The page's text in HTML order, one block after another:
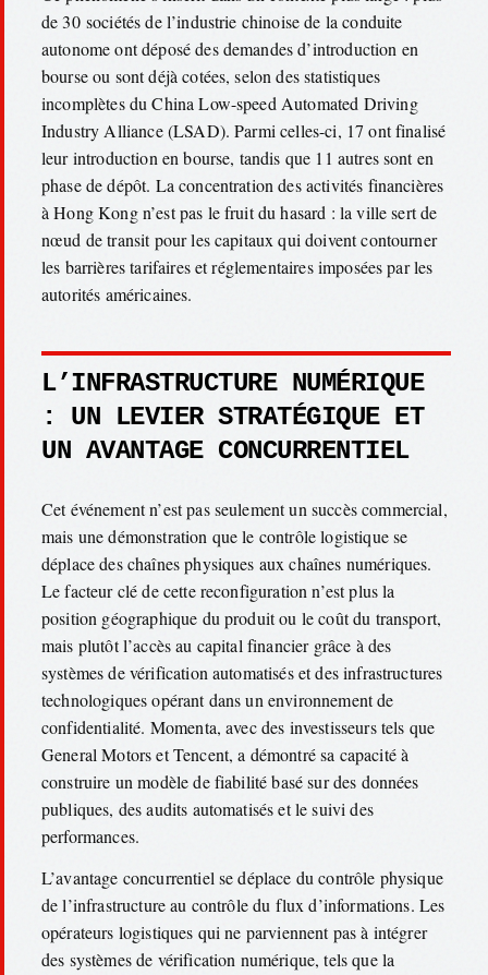
de 30 sociétés de l’industrie chinoise de la conduite
autonome ont déposé des demandes d’introduction en
bourse ou sont déjà cotées, selon des statistiques
incomplètes du China Low-speed Automated Driving
Industry Alliance (LSAD). Parmi celles-ci, 17 ont finalisé
leur introduction en bourse, tandis que 11 autres sont en
phase de dépôt. La concentration des activités financières
à Hong Kong n’est pas le fruit du hasard : la ville sert de
nœud de transit pour les capitaux qui doivent contourner
les barrières tarifaires et réglementaires imposées par les
autorités américaines.
L’INFRASTRUCTURE NUMÉRIQUE
: UN LEVIER STRATÉGIQUE ET
UN AVANTAGE CONCURRENTIEL
Cet événement n’est pas seulement un succès commercial,
mais une démonstration que le contrôle logistique se
déplace des chaînes physiques aux chaînes numériques.
Le facteur clé de cette reconfiguration n’est plus la
position géographique du produit ou le coût du transport,
mais plutôt l’accès au capital financier grâce à des
systèmes de vérification automatisés et des infrastructures
technologiques opérant dans un environnement de
confidentialité. Momenta, avec des investisseurs tels que
General Motors et Tencent, a démontré sa capacité à
construire un modèle de fiabilité basé sur des données
publiques, des audits automatisés et le suivi des
performances.
L’avantage concurrentiel se déplace du contrôle physique
de l’infrastructure au contrôle du flux d’informations. Les
opérateurs logistiques qui ne parviennent pas à intégrer
des systèmes de vérification numérique, tels que la